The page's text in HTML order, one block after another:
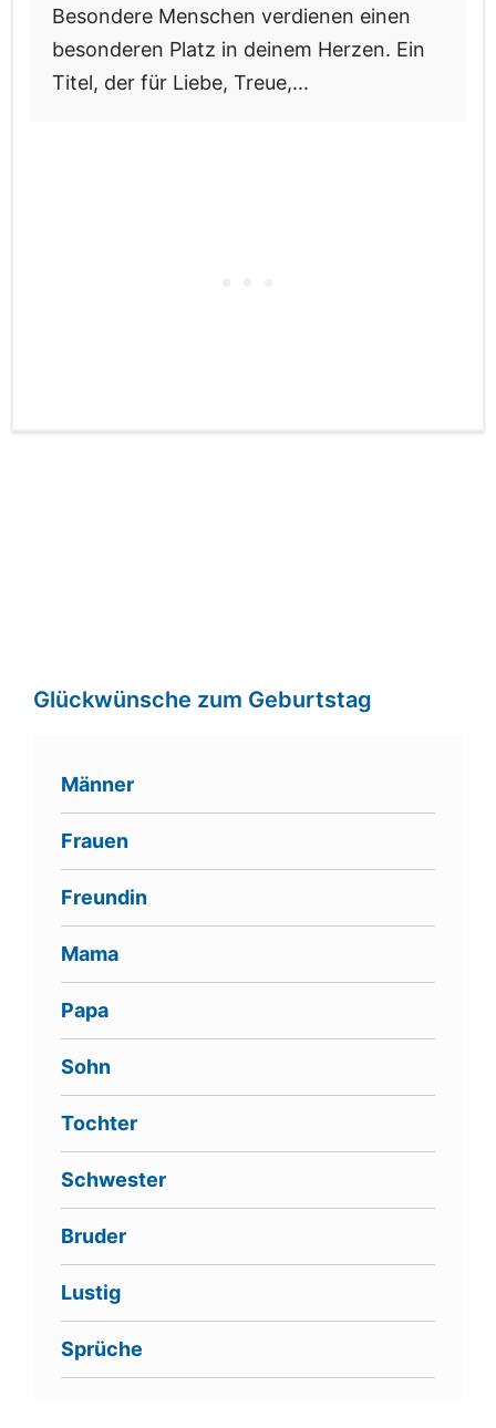
Besondere Menschen verdienen einen
besonderen Platz in deinem Herzen. Ein
Titel, der für Liebe, Treue,...
Glückwünsche zum Geburtstag
Männer
Frauen
Freundin
Mama
Papa
Sohn
Tochter
Schwester
Bruder
Lustig
Sprüche